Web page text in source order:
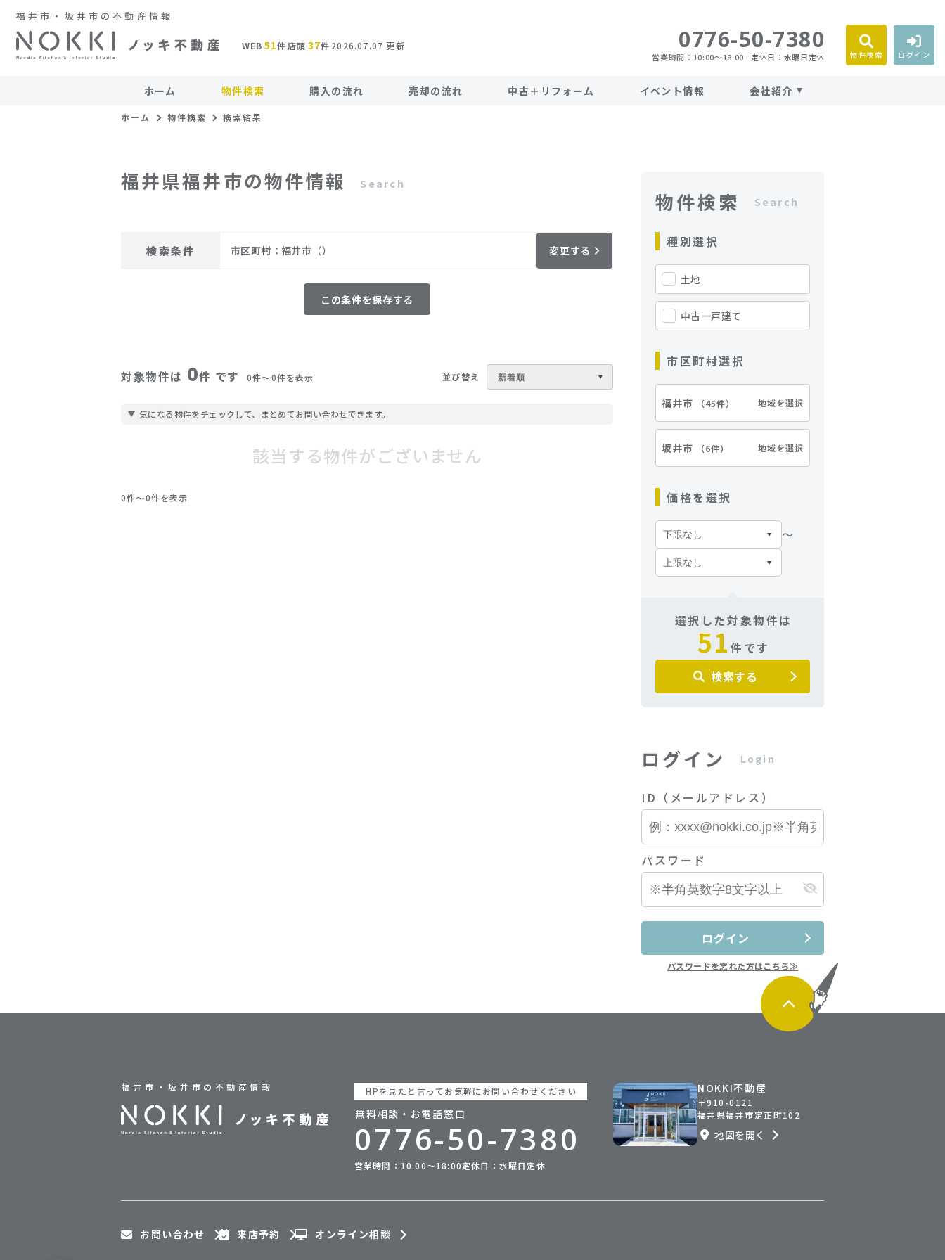
WEB 51件 店頭 37件 2026.07.07 更新
福井市・坂井市の不動産情報
0776-50-7380
営業時間：10:00〜18:00 定休日：水曜日定休 物件検索 ログイン
ホーム 物件検索 購入の流れ 売却の流れ 中古＋リフォーム イベント情報 会社紹介
ホーム 物件検索 検索結果
福井県福井市の物件情報 Search
検索条件 市区町村： 福井市（） 変更する
この条件を保存する
対象物件は 0件 です 0件〜0件を表示 並び替え
気になる物件をチェックして、まとめてお問い合わせできます。
該当する物件がございません
0件〜0件を表示
物件検索 Search
種別選択
土地
中古一戸建て
市区町村選択
福井市 （45件） 地域を選択
坂井市 （6件） 地域を選択
価格を選択
〜
選択した対象物件は
51 件です
検索する
ログイン Login
ID（メールアドレス）
パスワード
ログイン
パスワードを忘れた方はこちら≫
福井市・坂井市の不動産情報 HPを見たと言ってお気軽にお問い合わせください
無料相談・お電話窓口
0776-50-7380
営業時間：10:00〜18:00定休日：水曜日定休
NOKKI不動産
〒910-0121
福井県福井市定正町102
地図を開く
お問い合わせ 来店予約 オンライン相談